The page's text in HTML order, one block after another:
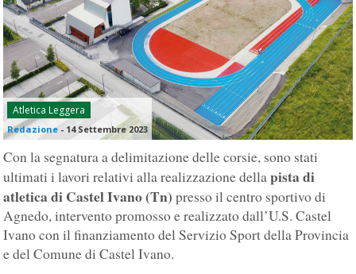
Atletica Leggera
Redazione - 14 Settembre 2023
Con la segnatura a delimitazione delle corsie, sono stati
ultimati i lavori relativi alla realizzazione dellapista di
atletica di Castel Ivano (Tn) presso il centro sportivo di
Agnedo, intervento promosso e realizzato dall’U.S. Castel
Ivano con il finanziamento del Servizio Sport della Provincia
e del Comune di Castel Ivano.